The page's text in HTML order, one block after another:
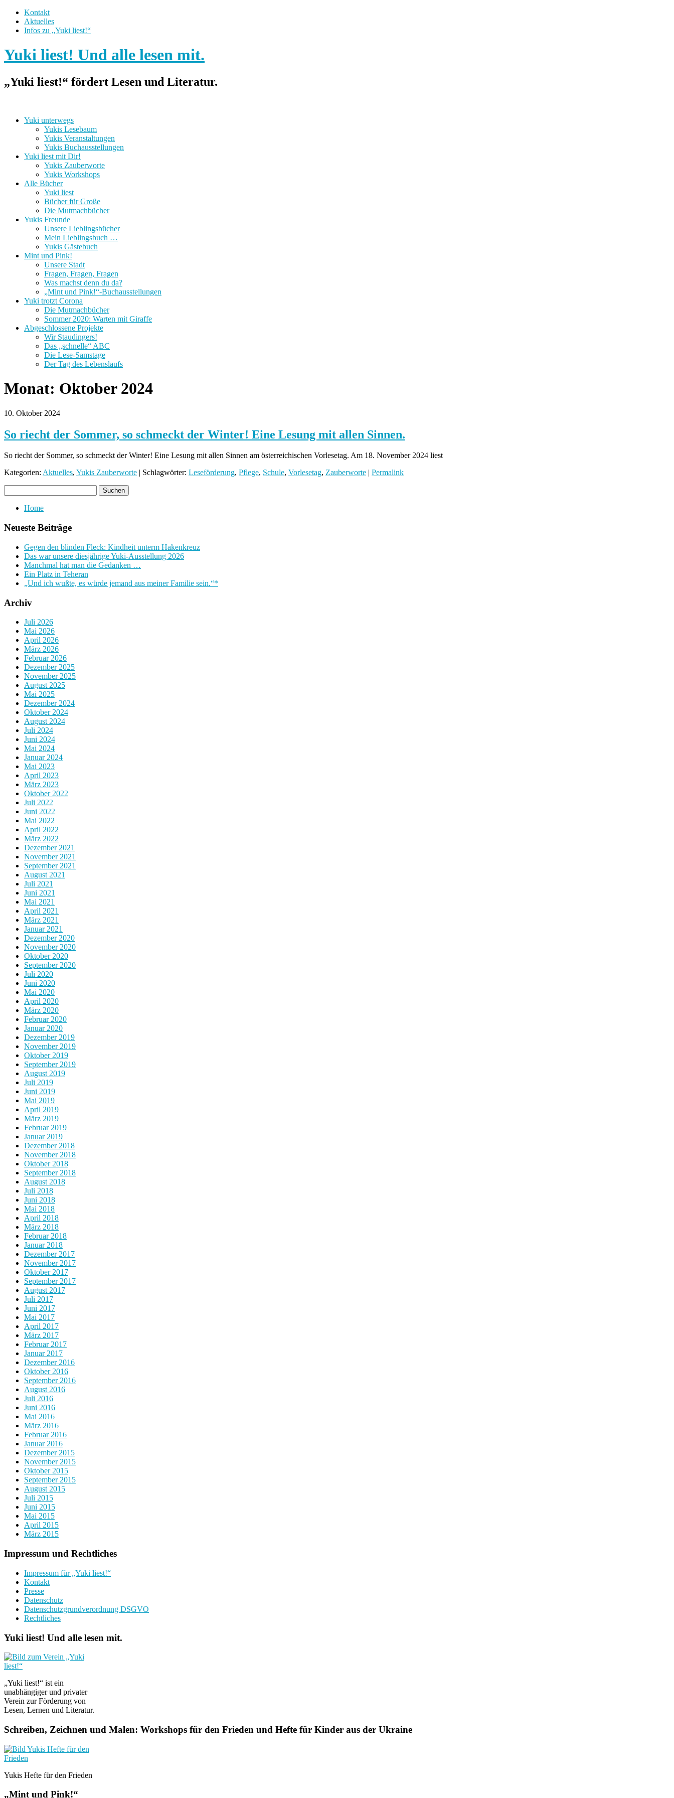
Kontakt
Aktuelles
Infos zu „Yuki liest!“
Yuki liest! Und alle lesen mit.
„Yuki liest!“ fördert Lesen und Literatur.
Yuki unterwegs
Yukis Lesebaum
Yukis Veranstaltungen
Yukis Buchausstellungen
Yuki liest mit Dir!
Yukis Zauberworte
Yukis Workshops
Alle Bücher
Yuki liest
Bücher für Große
Die Mutmachbücher
Yukis Freunde
Unsere Lieblingsbücher
Mein Lieblingsbuch …
Yukis Gästebuch
Mint und Pink!
Unsere Stadt
Fragen, Fragen, Fragen
Was machst denn du da?
„Mint und Pink!“-Buchausstellungen
Yuki trotzt Corona
Die Mutmachbücher
Sommer 2020: Warten mit Giraffe
Abgeschlossene Projekte
Wir Staudingers!
Das „schnelle“ ABC
Die Lese-Samstage
Der Tag des Lebenslaufs
Monat: Oktober 2024
10. Oktober 2024
So riecht der Sommer, so schmeckt der Winter! Eine Lesung mit allen Sinnen.
So riecht der Sommer, so schmeckt der Winter! Eine Lesung mit allen Sinnen am österreichischen Vorlesetag. Am 18. November 2024 liest
Kategorien: Aktuelles, Yukis Zauberworte | Schlagwörter: Leseförderung, Pflege, Schule, Vorlesetag, Zauberworte Permalink
Home
Neueste Beiträge
Gegen den blinden Fleck: Kindheit unterm Hakenkreuz
Das war unsere diesjährige Yuki-Ausstellung 2026
Manchmal hat man die Gedanken …
Ein Platz in Teheran
„Und ich wußte, es würde jemand aus meiner Familie sein.“*
Archiv
Juli 2026
Mai 2026
April 2026
März 2026
Februar 2026
Dezember 2025
November 2025
August 2025
Mai 2025
Dezember 2024
Oktober 2024
August 2024
Juli 2024
Juni 2024
Mai 2024
Januar 2024
Mai 2023
April 2023
März 2023
Oktober 2022
Juli 2022
Juni 2022
Mai 2022
April 2022
März 2022
Dezember 2021
November 2021
September 2021
August 2021
Juli 2021
Juni 2021
Mai 2021
April 2021
März 2021
Januar 2021
Dezember 2020
November 2020
Oktober 2020
September 2020
Juli 2020
Juni 2020
Mai 2020
April 2020
März 2020
Februar 2020
Januar 2020
Dezember 2019
November 2019
Oktober 2019
September 2019
August 2019
Juli 2019
Juni 2019
Mai 2019
April 2019
März 2019
Februar 2019
Januar 2019
Dezember 2018
November 2018
Oktober 2018
September 2018
August 2018
Juli 2018
Juni 2018
Mai 2018
April 2018
März 2018
Februar 2018
Januar 2018
Dezember 2017
November 2017
Oktober 2017
September 2017
August 2017
Juli 2017
Juni 2017
Mai 2017
April 2017
März 2017
Februar 2017
Januar 2017
Dezember 2016
Oktober 2016
September 2016
August 2016
Juli 2016
Juni 2016
Mai 2016
März 2016
Februar 2016
Januar 2016
Dezember 2015
November 2015
Oktober 2015
September 2015
August 2015
Juli 2015
Juni 2015
Mai 2015
April 2015
März 2015
Impressum und Rechtliches
Impressum für „Yuki liest!“
Kontakt
Presse
Datenschutz
Datenschutzgrundverordnung DSGVO
Rechtliches
Yuki liest! Und alle lesen mit.
„Yuki liest!“ ist ein
unabhängiger und privater
Verein zur Förderung von
Lesen, Lernen und Literatur.
Schreiben, Zeichnen und Malen: Workshops für den Frieden und Hefte für Kinder aus der Ukraine
Yukis Hefte für den Frieden
„Mint und Pink!“